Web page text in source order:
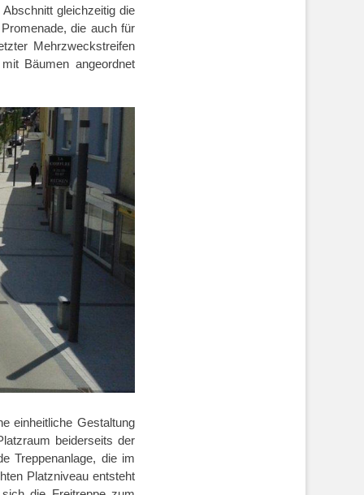
gleichzeitig die
die auch für
Mehrzweckstreifen
Bäumen angeordnet
einheitliche Gestaltung
beiderseits der
Treppenanlage, die im
Platzniveau entsteht